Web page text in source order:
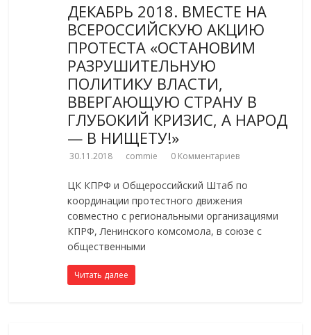
ДЕКАБРЬ 2018. ВМЕСТЕ НА
ВСЕРОССИЙСКУЮ АКЦИЮ
ПРОТЕСТА «ОСТАНОВИМ
РАЗРУШИТЕЛЬНУЮ
ПОЛИТИКУ ВЛАСТИ,
ВВЕРГАЮЩУЮ СТРАНУ В
ГЛУБОКИЙ КРИЗИС, А НАРОД
— В НИЩЕТУ!»
30.11.2018 commie 0 Комментариев
ЦК КПРФ и Общероссийский Штаб по
координации протестного движения
совместно с региональными организациями
КПРФ, Ленинского комсомола, в союзе с
общественными
Читать далее